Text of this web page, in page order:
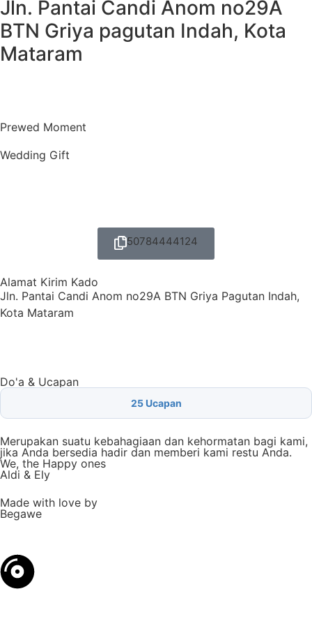
Jln. Pantai Candi Anom no29A
BTN Griya pagutan Indah, Kota
Mataram
Prewed Moment
Wedding Gift
50784444124
Alamat Kirim Kado
Jln. Pantai Candi Anom no29A BTN Griya Pagutan Indah,
Kota Mataram
Do'a & Ucapan
25Ucapan
Merupakan suatu kebahagiaan dan kehormatan bagi kami,
jika Anda bersedia hadir dan memberi kami restu Anda.
We, the Happy ones
Aldi & Ely
Made with love by
Begawe